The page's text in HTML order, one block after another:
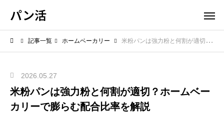
パン活
記事一覧 ホームベーカリー 米粉パンは強力粉と何割が適切？ホームベーカリーで膨らむ配合比率を解説
2026.05.27
米粉パンは強力粉と何割が適切？ホームベー
カリーで膨らむ配合比率を解説